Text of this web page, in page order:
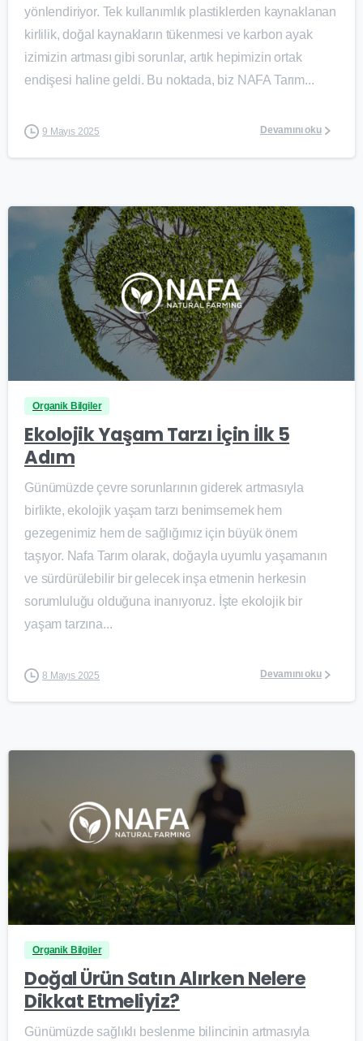
yönlendiriyor. Tek kullanımlık plastiklerden kaynaklanan
kirlilik, doğal kaynakların tükenmesi ve karbon ayak
izimizin artması gibi sorunlar, artık hepimizin ortak
endişesi haline geldi. Bu noktada, biz NAFA Tarım...
9 Mayıs 2025 Devamını oku
Organik Bilgiler
Ekolojik Yaşam Tarzı İçin İlk 5
Adım
Günümüzde çevre sorunlarının giderek artmasıyla
birlikte, ekolojik yaşam tarzı benimsemek hem
gezegenimiz hem de sağlığımız için büyük önem
taşıyor. Nafa Tarım olarak, doğayla uyumlu yaşamanın
ve sürdürülebilir bir gelecek inşa etmenin herkesin
sorumluluğu olduğuna inanıyoruz. İşte ekolojik bir
yaşam tarzına...
8 Mayıs 2025 Devamını oku
0
Organik Bilgiler
Doğal Ürün Satın Alırken Nelere
Dikkat Etmeliyiz?
Günümüzde sağlıklı beslenme bilincinin artmasıyla